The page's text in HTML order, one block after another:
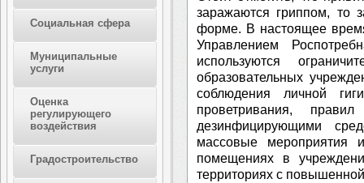
Социальная сфера
Муниципальные
услуги
Оценка
регулирующего
воздействия
Градостроительство
заражаются гриппом, то
форме. В настоящее
Управлением
используются
образовательных
соблюдения личной
проветривания,
дезинфицирующими
массовые мероприятия
помещениях в
территориях с